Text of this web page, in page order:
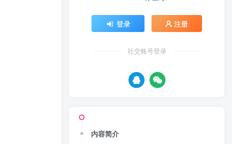
登录 注册
社交账号登录
内容简介